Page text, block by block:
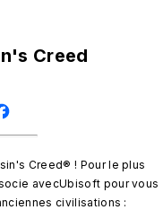
Creed
Creed® ! Pour le plus
avecUbisoft pour vous
civilisations :